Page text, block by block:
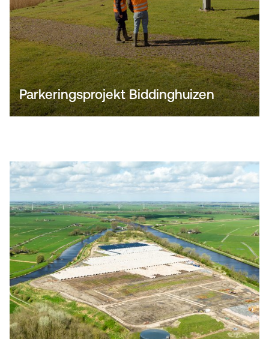
Parkeringsprojekt Biddinghuizen